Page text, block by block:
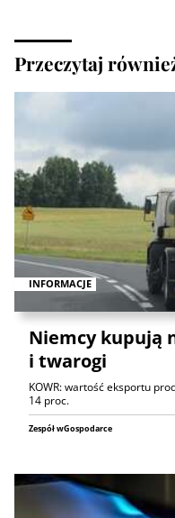
Przeczytaj
INFORMACJE
Niemcy kupują
i twarogi
KOWR: wartość eksportu
14 proc.
Zespół wGospodarce